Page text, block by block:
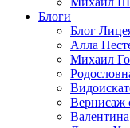
Блоги
Блог
Алла
Михаил
Вернисаж